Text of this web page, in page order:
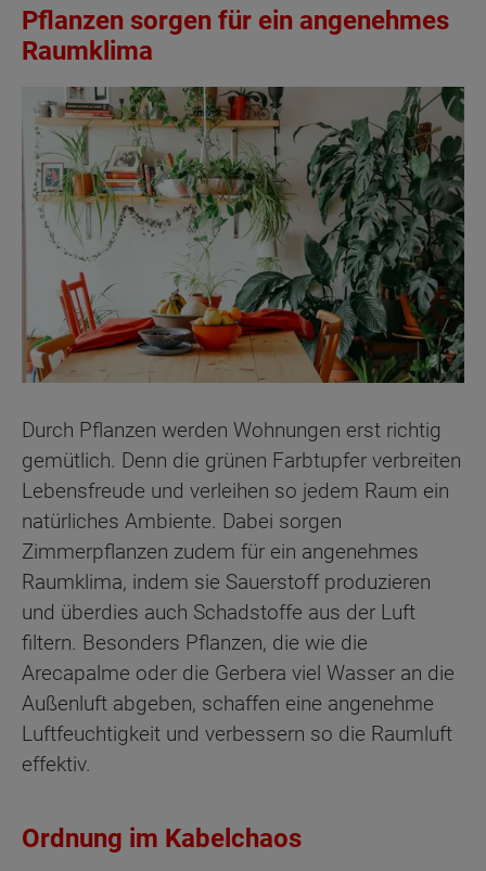
Pflanzen sorgen für ein angenehmes
Raumklima
Durch Pflanzen werden Wohnungen erst richtig
gemütlich. Denn die grünen Farbtupfer verbreiten
Lebensfreude und verleihen so jedem Raum ein
natürliches Ambiente. Dabei sorgen
Zimmerpflanzen zudem für ein angenehmes
Raumklima, indem sie Sauerstoff produzieren
und überdies auch Schadstoffe aus der Luft
filtern. Besonders Pflanzen, die wie die
Arecapalme oder die Gerbera viel Wasser an die
Außenluft abgeben, schaffen eine angenehme
Luftfeuchtigkeit und verbessern so die Raumluft
effektiv.
Ordnung im Kabelchaos